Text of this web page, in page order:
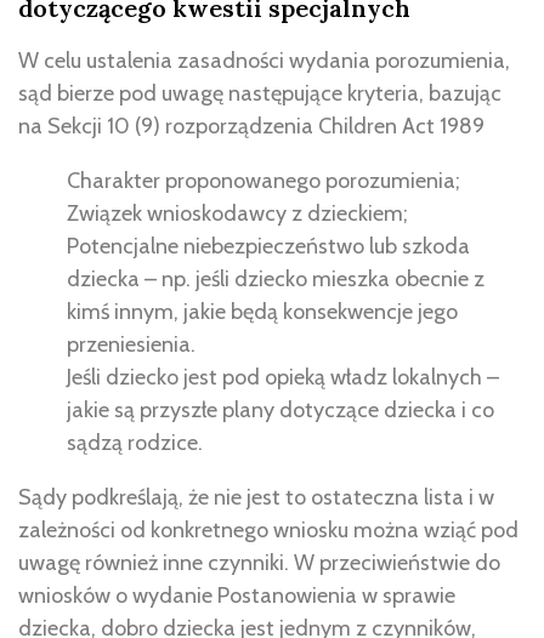
dotyczącego kwestii specjalnych
W celu ustalenia zasadności wydania porozumienia,
sąd bierze pod uwagę następujące kryteria, bazując
na Sekcji 10 (9) rozporządzenia Children Act 1989
Charakter proponowanego porozumienia;
Związek wnioskodawcy z dzieckiem;
Potencjalne niebezpieczeństwo lub szkoda
dziecka – np. jeśli dziecko mieszka obecnie z
kimś innym, jakie będą konsekwencje jego
przeniesienia.
Jeśli dziecko jest pod opieką władz lokalnych –
jakie są przyszłe plany dotyczące dziecka i co
sądzą rodzice.
Sądy podkreślają, że nie jest to ostateczna lista i w
zależności od konkretnego wniosku można wziąć pod
uwagę również inne czynniki. W przeciwieństwie do
wniosków o wydanie Postanowienia w sprawie
dziecka, dobro dziecka jest jednym z czynników,